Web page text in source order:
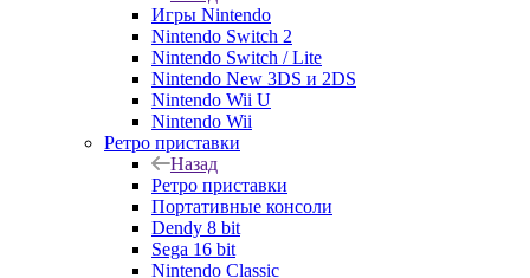
Игры Nintendo
Nintendo Switch 2
Nintendo Switch / Lite
Nintendo New 3DS и 2DS
Nintendo Wii U
Nintendo Wii
Ретро приставки
Назад
Ретро приставки
Портативные консоли
Dendy 8 bit
Sega 16 bit
Nintendo Classic